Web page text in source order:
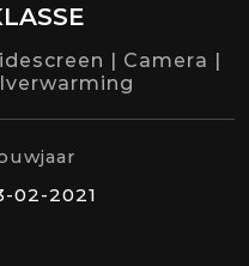
| Camera |
02-2021